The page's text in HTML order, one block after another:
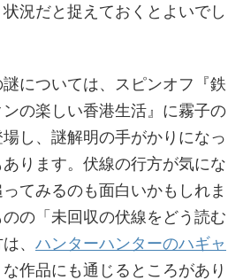
況だと捉えておくとよいでし
については、スピンオフ『鉄
の楽しい香港生活』に霧子の
し、謎解明の手がかりになっ
ります。伏線の行方が気にな
てみるのも面白いかもしれま
の「未回収の伏線をどう読む
、 ハンターハンターのハギャ
作品にも通じるところがあり